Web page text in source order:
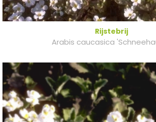
Rijstebrij
Arabis caucasica